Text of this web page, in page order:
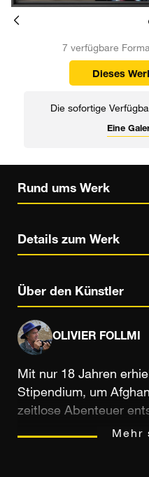
7 verfügbare
Dieses
Die sofortige
Eine
Rund ums Werk
Details zum Werk
Über den Künstler
OLIVIER FOLLMI
Mit nur 18 Jahren
Stipendium, um
zeitlose Abenteuer
1986 erkundete der
Mehr